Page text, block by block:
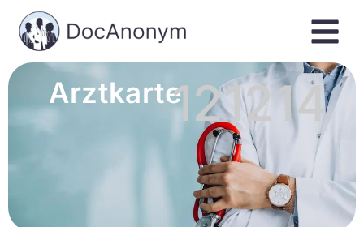
Arztkarte121214